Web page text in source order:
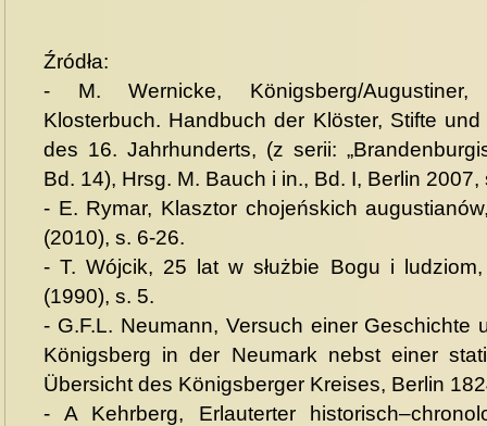
Źródła:
- M. Wernicke, Königsberg/Augustiner,
Klosterbuch. Handbuch der Klöster, Stifte
des 16. Jahrhunderts, (z serii:
Bd. 14), Hrsg. M. Bauch i in., Bd. I, Berlin 2007,
- E. Rymar, Klasztor chojeńskich
(2010), s. 6-26.
- T. Wójcik, 25 lat w służbie Bogu i
(1990), s. 5.
- G.F.L. Neumann, Versuch einer Geschichte
Königsberg in der Neumark nebst einer
Übersicht des Königsberger Kreises, Berlin
- A Kehrberg, Erlauterter